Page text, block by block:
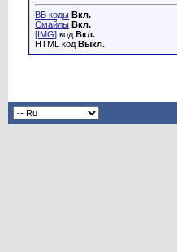
BB коды Вкл.
Смайлы Вкл.
[IMG] код Вкл.
HTML код Выкл.